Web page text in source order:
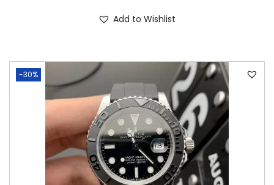
Add to Wishlist
-30%